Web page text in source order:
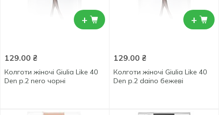
+
129.00 ₴
Колготи жіночі Giulia Like 40
Den р.2 nero чорні
+
129.00 ₴
Колготи жіночі Giulia Like 40
Den р.2 daino бежеві